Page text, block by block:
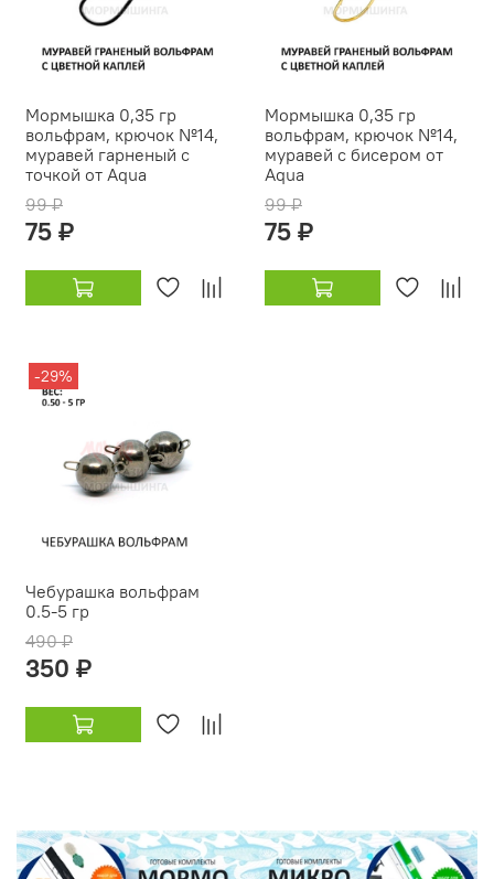
Мормышка 0,35 гр
вольфрам, крючок №14,
муравей гарненый с
точкой от Aqua
99 ₽
75 ₽
Мормышка 0,35 гр
вольфрам, крючок №14,
муравей с бисером от
Aqua
99 ₽
75 ₽
-29%
Чебурашка вольфрам
0.5-5 гр
490 ₽
350 ₽